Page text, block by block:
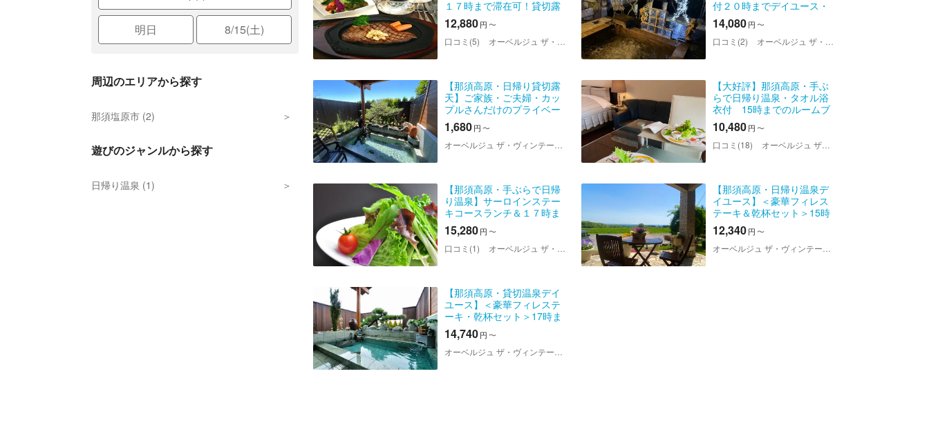
明日 8/15(土)
周辺のエリアから探す
那須塩原市 (2)
遊びのジャンルから探す
日帰り温泉 (1)
１７時まで滞在可！貸切露
天風呂＆サーロインステー
キランチプラン
12,880円 〜
口コミ(5) オーベルジュ ザ・ヴィンテージビュー
付２０時までデイユース・
タオル浴衣付き
14,080円 〜
口コミ(2) オーベルジュ ザ・ヴィンテージビュー
【那須高原・日帰り貸切露
天】ご家族・ご夫婦・カッ
プルさんだけのプライベー
ト空間
1,680円 〜
【大好評】那須高原・手ぶ
らで日帰り温泉・タオル浴
衣付 15時までのルームブ
レイク＆ステーキランチプ
ラン
10,480円 〜
口コミ(18) オーベルジュ ザ・ヴィンテージビュー
【那須高原・手ぶらで日帰
り温泉】サーロインステー
キコースランチ＆１７時ま
でデイユース！プラン
15,280円 〜
口コミ(1) オーベルジュ ザ・ヴィンテージビュー
【那須高原・日帰り温泉デ
イユース】＜豪華フィレス
テーキ＆乾杯セット＞15時
まで部屋休憩＆貸切露天風
呂タオル浴衣有
12,340円 〜
【那須高原・貸切温泉デイ
ユース】＜豪華フィレステ
ーキ・乾杯セット＞17時ま
での部屋休憩＆バスタオル
浴衣セット
14,740円 〜